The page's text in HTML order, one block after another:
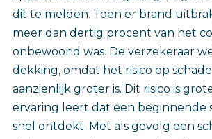
dit te melden. Toen er brand
meer dan dertig procent van het
onbewoond was. De verzekeraar
dekking, omdat het risico op
aanzienlijk groter is. Dit risico is
ervaring leert dat een beginnende
snel ontdekt. Met als gevolg een